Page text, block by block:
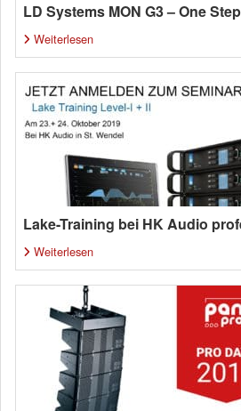
LD Systems MON G3 – One
Weiterlesen
Lake-Training bei HK Audio
Weiterlesen